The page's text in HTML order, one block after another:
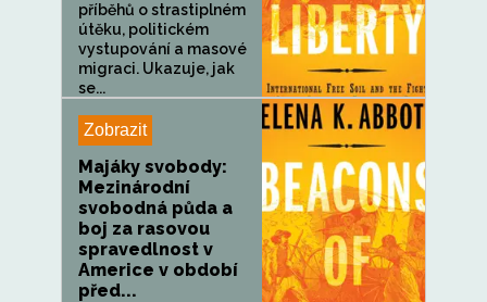
příběhů o strastiplném
útěku, politickém
vystupování a masové
migraci. Ukazuje, jak
se...
Zobrazit
Majáky svobody:
Mezinárodní
svobodná půda a
boj za rasovou
spravedlnost v
Americe v období
před...